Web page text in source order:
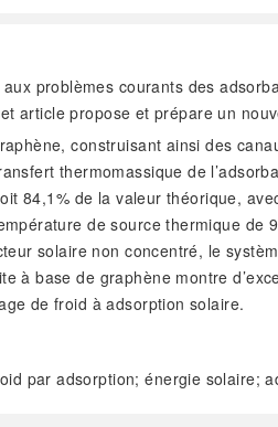
problèmes courants des
article propose et prépare un
construisant ainsi des
thermomassique de
84,1% de la valeur théorique,
de source thermique de
solaire non concentré, le
à base de graphène montre
de froid à adsorption solaire.
par adsorption; énergie solaire;